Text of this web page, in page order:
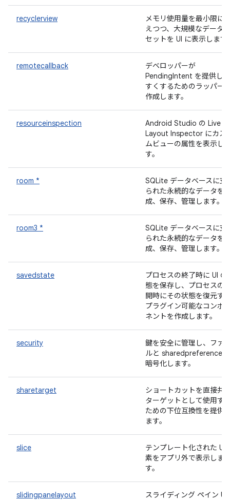
recyclerview
メモリ使用量を最小限に
えつつ、大規模なデータ
セットを UI に表示します
remotecallback
デベロッパーが
PendingIntent を提供しや
すくするためのラッパー
作成します。
resourceinspection
Android Studio の Live
Layout Inspector にカス
ムビューの属性を表示し
す。
room *
SQLite データベースに支
られた永続的なデータを
成、保存、管理します。
room3 *
SQLite データベースに支
られた永続的なデータを
成、保存、管理します。
savedstate
プロセスの終了時に UI の
態を保存し、プロセスの
開時にその状態を復元す
プラグイン可能なコンポ
ネントを作成します。
security
鍵を安全に管理し、ファ
ルと sharedpreference
暗号化します。
sharetarget
ショートカットを直接共
ターゲットとして使用す
ための下位互換性を提供
ます。
slice
テンプレート化された UI
素をアプリ外で表示しま
す。
slidingpanelayout
スライディング ペイン UI